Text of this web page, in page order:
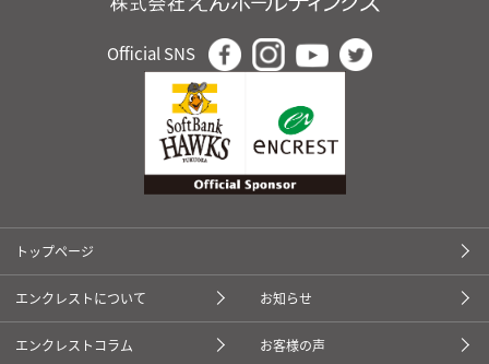
Official SNS
トップページ
エンクレストについて お知らせ
エンクレストコラム お客様の声